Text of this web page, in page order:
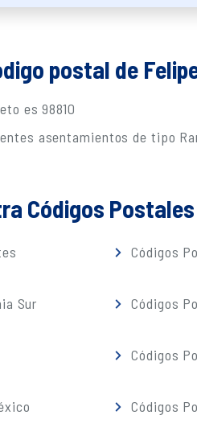
postal de
es 98810
asentamientos de tipo
Códigos
Códigos
Sur Códigos
Códigos
Códigos